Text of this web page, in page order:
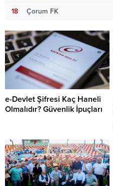
18 Çorum FK
e-Devlet Şifresi Kaç Haneli
Olmalıdır? Güvenlik İpuçları